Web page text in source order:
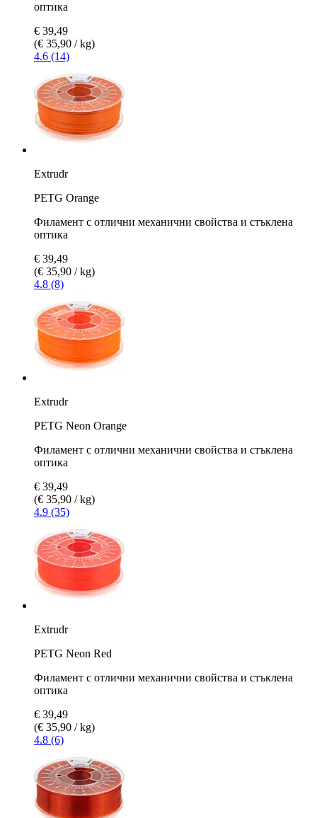
оптика
€ 39,49
(€ 35,90 / kg)
4.6 (14)
Extrudr
PETG Orange
Филамент с отлични механични свойства и стъклена
оптика
€ 39,49
(€ 35,90 / kg)
4.8 (8)
Extrudr
PETG Neon Orange
Филамент с отлични механични свойства и стъклена
оптика
€ 39,49
(€ 35,90 / kg)
4.9 (35)
Extrudr
PETG Neon Red
Филамент с отлични механични свойства и стъклена
оптика
€ 39,49
(€ 35,90 / kg)
4.8 (6)